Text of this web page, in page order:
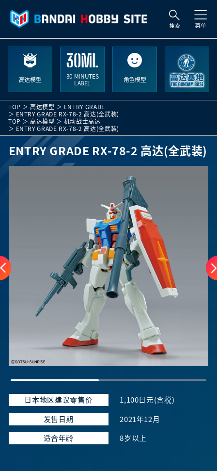
高达模型
30 MINUTES
LABEL
角色模型
TOP 高达模型
ENTRY GRADE
ENTRY GRADE RX-78-2 高达(全武装)
TOP
高达模型
机动战士高达
ENTRY GRADE RX-78-2 高达(全武装)
ENTRY GRADE RX-78-2 高达(全武装)
日本地区建议零售价 1,100日元(含税)
发售日期 2021年12月
适合年龄 8岁以上